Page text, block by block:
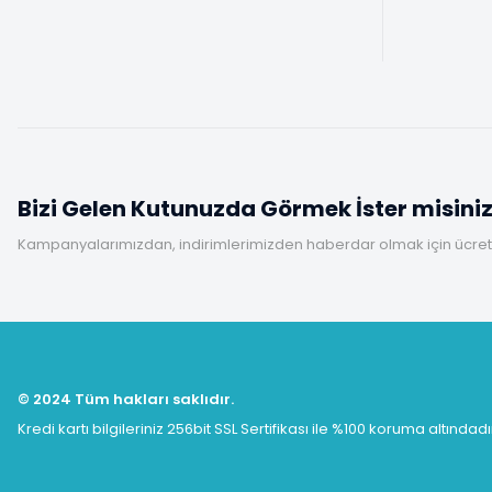
Bizi Gelen Kutunuzda Görmek İster
Kampanyalarımızdan, indirimlerimizden haberdar olmak için
© 2024 Tüm hakları saklıdır.
Kredi kartı bilgileriniz 256bit SSL Sertifikası ile %100 koruma